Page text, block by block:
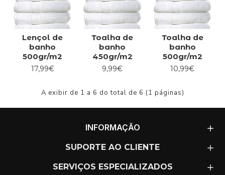
Lençol de
banho
500gr/m2
17,99€
Toalha de
banho
450gr/m2
9,99€
Toalha de
banho
500gr/m2
10,99€
A exibir de 1 a 6 do total de 6 (1 páginas)
INFORMAÇÃO
SUPORTE AO CLIENTE
SERVIÇOS ESPECIALIZADOS